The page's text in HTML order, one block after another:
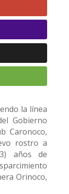
la línea
Gobierno
Caronoco,
rostro a
años de
Orinoco,